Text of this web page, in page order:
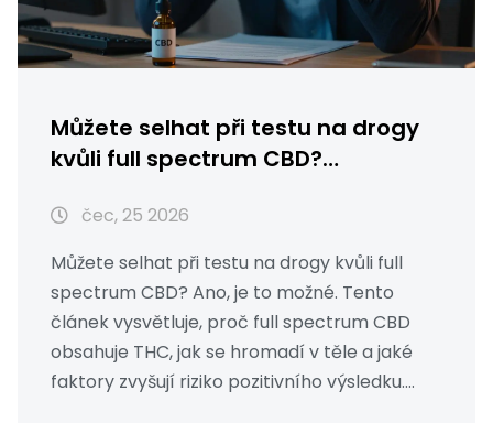
Můžete selhat při testu na drogy
kvůli full spectrum CBD?
čec, 25 2026
Můžete selhat při testu na drogy kvůli full
spectrum CBD? Ano, je to možné. Tento
článek vysvětluje, proč full spectrum CBD
obsahuje THC, jak se hromadí v těle a jaké
faktory zvyšují riziko pozitivního výsledku.